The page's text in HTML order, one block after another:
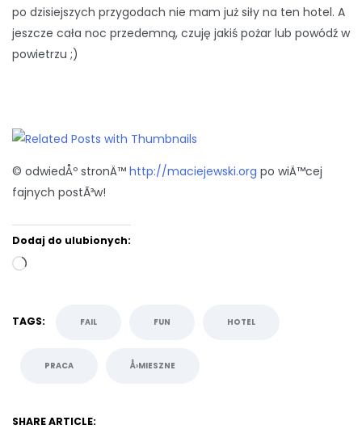
po dzisiejszych przygodach nie mam już siły na ten hotel. A
jeszcze cała noc przedemną, czuję jakiś pożar lub powódź w
powietrzu ;)
© odwiedÅº stronÄ™ http://maciejewski.org po wiÄ™cej
fajnych postÃ³w!
Dodaj do ulubionych:
Wczytywanie…
TAGS: FAIL FUN HOTEL
PRACA Å›MIESZNE
SHARE ARTICLE: